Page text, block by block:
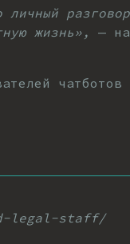
жизнь»,
—
чатботов
legal-staff/